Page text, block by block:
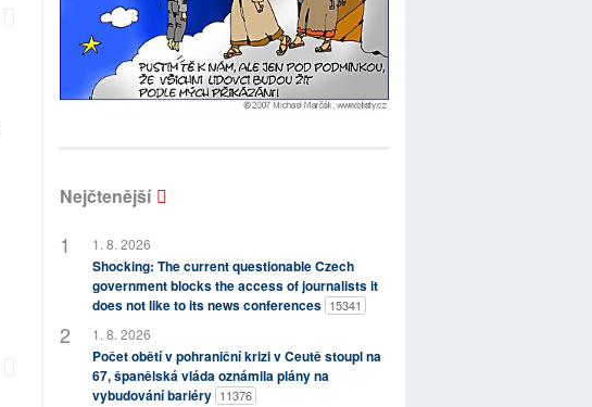
Nejčtenější
1. 8. 2026
Shocking: The current questionable Czech
government blocks the access of journalists it
does not like to its news conferences 15341
1. 8. 2026
Počet obětí v pohraniční krizi v Ceutě stoupl na
67, španělská vláda oznámila plány na
vybudování bariéry 11376